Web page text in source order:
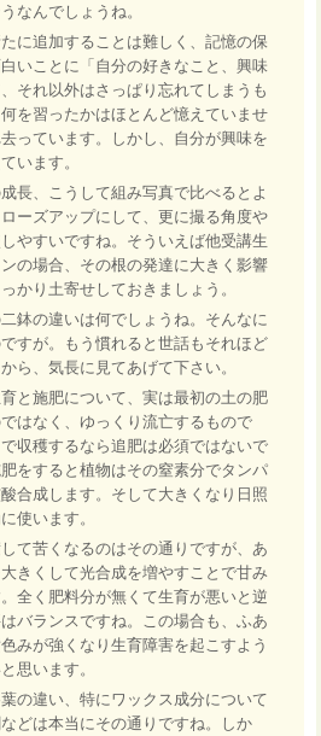
なんでしょうね。
に追加することは難しく、記憶の保
いことに「自分の好きなこと、興味
それ以外はさっぱり忘れてしまうも
を習ったかはほとんど憶えていませ
っています。しかし、自分が興味を
います。
長、こうして組み写真で比べるとよ
ーズアップにして、更に撮る角度や
やすいですね。そういえば他受講生
の場合、その根の発達に大きく影響
かり土寄せしておきましょう。
鉢の違いは何でしょうね。そんなに
すが。もう慣れると世話もそれほど
ら、気長に見てあげて下さい。
と施肥について、実は最初の土の肥
はなく、ゆっくり流亡するもので
収穫するなら追肥は必須ではないで
をすると植物はその窒素分でタンパ
合成します。そして大きくなり日照
使います。
て苦くなるのはその通りですが、あ
きくして光合成を増やすことで甘み
全く肥料分が無くて生育が悪いと逆
バランスですね。この場合も、ふあ
みが強くなり生育障害を起こすよう
思います。
の違い、特にワックス成分について
どは本当にその通りですね。しか